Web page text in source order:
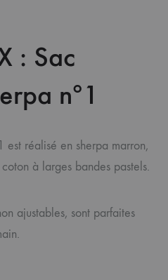
: Sac
nº1
est réalisé en sherpa marron,
à larges bandes pastels.
ajustables, sont parfaites